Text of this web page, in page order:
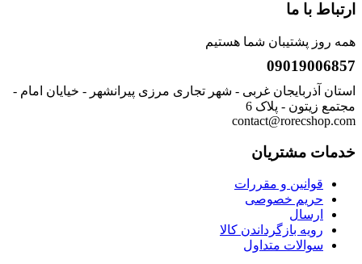
ارتباط با ما
همه روز پشتیبان شما هستیم
09019006857
استان آذربایجان غربی - شهر تجاری مرزی پیرانشهر - خیایان امام -
مجتمع زیتون - پلاک 6
contact@rorecshop.com
خدمات مشتریان
قوانین و مقررات
حریم خصوصی
ارسال
رویه بازگرداندن کالا
سوالات متداول